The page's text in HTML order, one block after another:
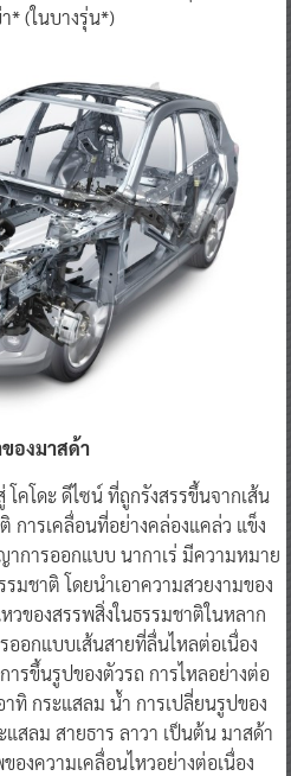
* (ในบางรุ่น*)
องมาสด้า
โคโดะ ดีไซน์ ที่ถูกรังสรรขึ้นจากเส้น
การเคลื่อนที่อย่างคล่องแคล่ว แข็ง
การออกแบบ นากาเร่ มีความหมาย
มชาติ โดยนำเอาความสวยงามของ
วของสรรพสิ่งในธรรมชาติในหลาก
อกแบบเส้นสายที่ลื่นไหลต่อเนื่อง
รขึ้นรูปของตัวรถ การไหลอย่างต่อ
ทิ กระแสลม น้ำ การเปลี่ยนรูปของ
สลม สายธาร ลาวา เป็นต้น มาสด้า
องความเคลื่อนไหวอย่างต่อเนื่อง